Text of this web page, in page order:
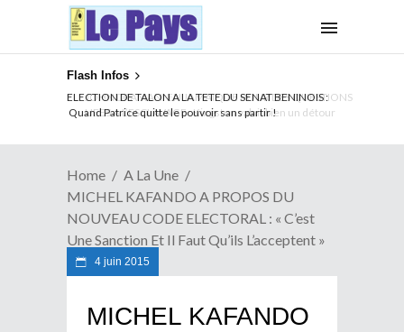
Flash Infos
ELECTION DE TALON A LA TETE DU SENAT BENINOIS :
Quand Patrice quitte le pouvoir sans partir !
Home
A La Une
MICHEL KAFANDO A PROPOS DU
NOUVEAU CODE ELECTORAL : « C’est
Une Sanction Et Il Faut Qu’ils L’acceptent »
4 juin 2015
MICHEL KAFANDO